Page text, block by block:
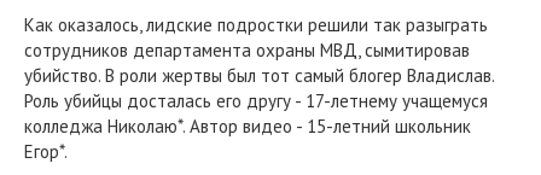
Как оказалось, лидские подростки решили так разыграть
сотрудников департамента охраны МВД, сымитировав
убийство. В роли жертвы был тот самый блогер Владислав.
Роль убийцы досталась его другу - 17-летнему учащемуся
колледжа Николаю*. Автор видео - 15-летний школьник
Егор*.